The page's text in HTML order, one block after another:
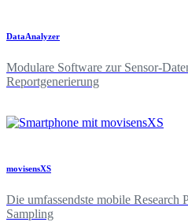
DataAnalyzer
Modulare Software zur Sensor-
Reportgenerierung
movisensXS
Die umfassendste mobile Research
Sampling